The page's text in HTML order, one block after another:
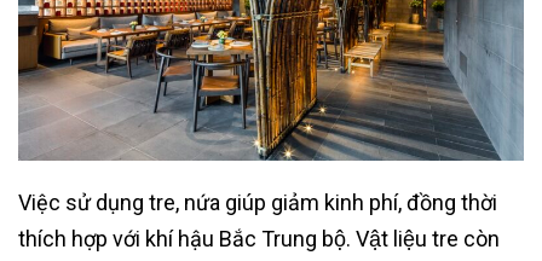
Việc sử dụng tre, nứa giúp giảm kinh phí, đồng thời
thích hợp với khí hậu Bắc Trung bộ. Vật liệu tre còn